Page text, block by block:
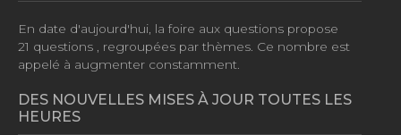
En date d'aujourd'hui, la foire aux questions propose
21 questions , regroupées par thèmes. Ce nombre est
appelé à augmenter constamment.
DES NOUVELLES MISES À JOUR TOUTES LES
HEURES